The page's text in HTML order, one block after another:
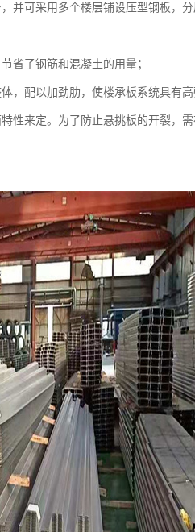
并可采用多个楼层铺设压型钢板，
省了钢筋和混凝土的用量；
，配以加劲肋，使楼承板系统具有高
性来定。为了防止悬挑板的开裂，